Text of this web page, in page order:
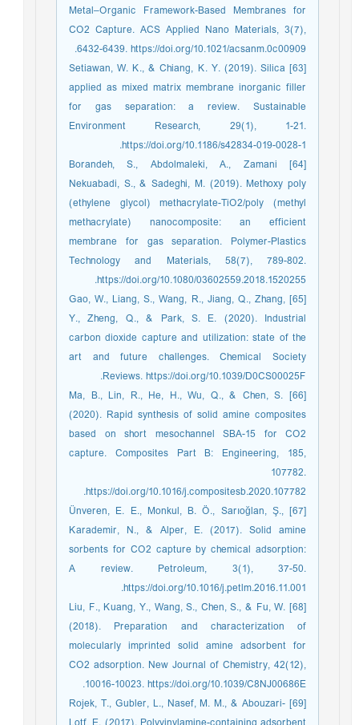
Metal–Organic Framework-Based Membranes for
CO2 Capture. ACS Applied Nano Materials, 3(7),
6432-6439. https://doi.org/10.1021/acsanm.0c00909.
[63] Setiawan, W. K., & Chiang, K. Y. (2019). Silica
applied as mixed matrix membrane inorganic filler
for gas separation: a review. Sustainable
Environment Research, 29(1), 1-21.
https://doi.org/10.1186/s42834-019-0028-1.
[64] Borandeh, S., Abdolmaleki, A., Zamani
Nekuabadi, S., & Sadeghi, M. (2019). Methoxy poly
(ethylene glycol) methacrylate-TiO2/poly (methyl
methacrylate) nanocomposite: an efficient
membrane for gas separation. Polymer-Plastics
Technology and Materials, 58(7), 789-802.
https://doi.org/10.1080/03602559.2018.1520255.
[65] Gao, W., Liang, S., Wang, R., Jiang, Q., Zhang,
Y., Zheng, Q., & Park, S. E. (2020). Industrial
carbon dioxide capture and utilization: state of the
art and future challenges. Chemical Society
Reviews. https://doi.org/10.1039/D0CS00025F.
[66] Ma, B., Lin, R., He, H., Wu, Q., & Chen, S.
(2020). Rapid synthesis of solid amine composites
based on short mesochannel SBA-15 for CO2
capture. Composites Part B: Engineering, 185,
107782.
https://doi.org/10.1016/j.compositesb.2020.107782.
[67] Ünveren, E. E., Monkul, B. Ö., Sarıoğlan, Ş.,
Karademir, N., & Alper, E. (2017). Solid amine
sorbents for CO2 capture by chemical adsorption:
A review. Petroleum, 3(1), 37-50.
https://doi.org/10.1016/j.petlm.2016.11.001.
[68] Liu, F., Kuang, Y., Wang, S., Chen, S., & Fu, W.
(2018). Preparation and characterization of
molecularly imprinted solid amine adsorbent for
CO2 adsorption. New Journal of Chemistry, 42(12),
10016-10023. https://doi.org/10.1039/C8NJ00686E.
[69] Rojek, T., Gubler, L., Nasef, M. M., & Abouzari-